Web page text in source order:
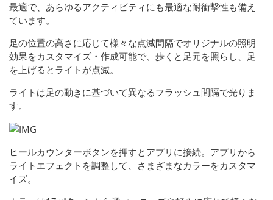
最適で、あらゆるアクティビティにも最適な耐衝撃性も備え
ています。
足の位置の高さに応じて様々な点滅間隔でオリジナルの照明
効果をカスタマイズ・作成可能で、歩くと足元を照らし、足
を上げるとライトが点滅。
ライトは足の動きに基づいて異なるフラッシュ間隔で光りま
す。
ヒールカウンターボタンを押すとアプリに接続。アプリから
ライトエフェクトを調整して、さまざまなカラーをカスタマ
イズ。